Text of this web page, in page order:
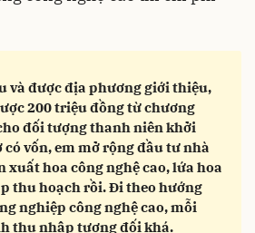
và được địa phương giới thiệu,
200 triệu đồng từ chương
đối tượng thanh niên khởi
có vốn, em mở rộng đầu tư nhà
xuất hoa công nghệ cao, lứa hoa
thu hoạch rồi. Đi theo hướng
nghiệp công nghệ cao, mỗi
thu nhập tương đối khá.